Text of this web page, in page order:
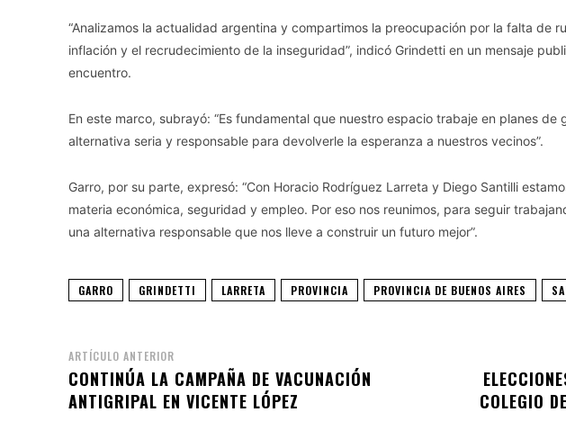
“Analizamos la actualidad argentina y compartimos la preocupación por la falta de
inflación y el recrudecimiento de la inseguridad”, indicó Grindetti en un mensaje
encuentro.
En este marco, subrayó: “Es fundamental que nuestro espacio trabaje en planes de
alternativa seria y responsable para devolverle la esperanza a nuestros vecinos”.
Garro, por su parte, expresó: “Con Horacio Rodríguez Larreta y Diego Santilli
materia económica, seguridad y empleo. Por eso nos reunimos, para seguir
una alternativa responsable que nos lleve a construir un futuro mejor”.
GARRO GRINDETTI LARRETA PROVINCIA PROVINCIA DE BUENOS AIRES
ARTÍCULO ANTERIOR
CONTINÚA LA CAMPAÑA DE VACUNACIÓN
ANTIGRIPAL EN VICENTE LÓPEZ
COLEGIO